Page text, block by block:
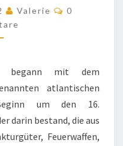
Valerie
0
begann mit dem
atlantischen
um den 16.
darin bestand, die aus
Feuerwaffen,